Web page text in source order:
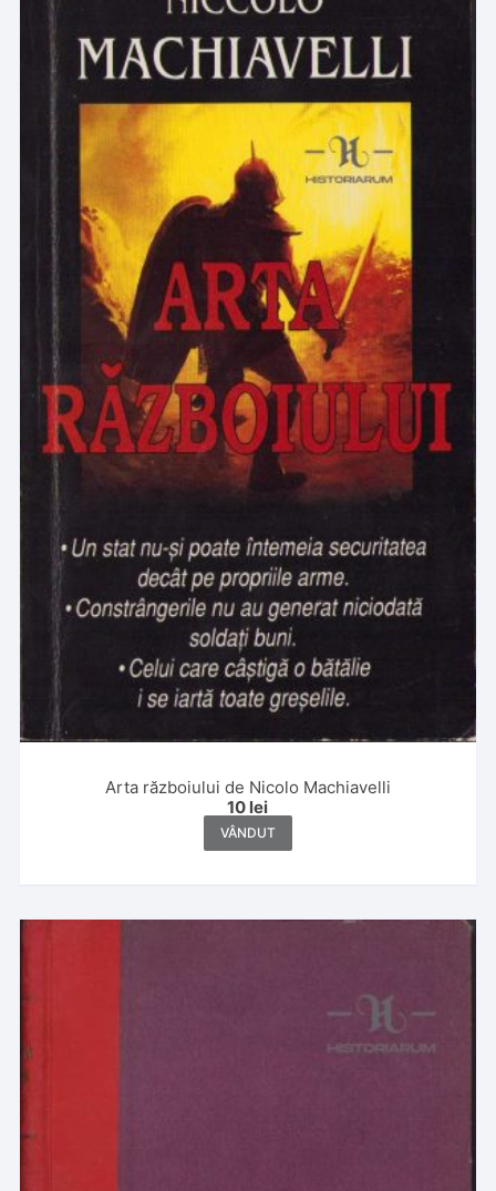
Arta războiului de Nicolo Machiavelli
10 lei
VÂNDUT